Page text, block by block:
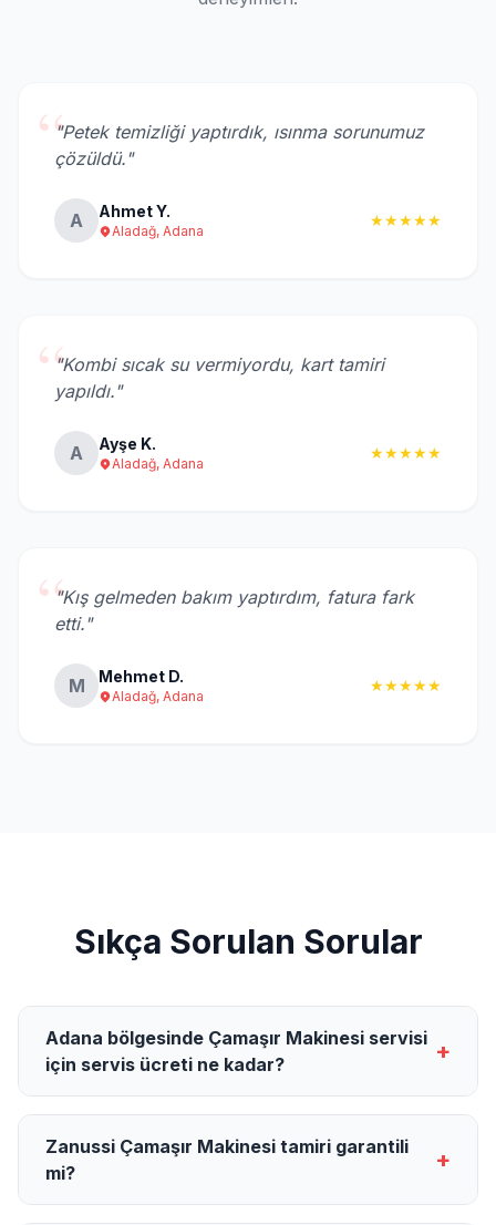
“"Petek temizliği yaptırdık, ısınma sorunumuz
çözüldü."
A Ahmet Y.
Aladağ, Adana
★★★★★
“"Kombi sıcak su vermiyordu, kart tamiri
yapıldı."
A Ayşe K.
Aladağ, Adana
★★★★★
“"Kış gelmeden bakım yaptırdım, fatura fark
etti."
M Mehmet D.
Aladağ, Adana
★★★★★
Sıkça Sorulan Sorular
Adana bölgesinde Çamaşır Makinesi servisi
için servis ücreti ne kadar?
+
Zanussi Çamaşır Makinesi tamiri garantili
mi?
+